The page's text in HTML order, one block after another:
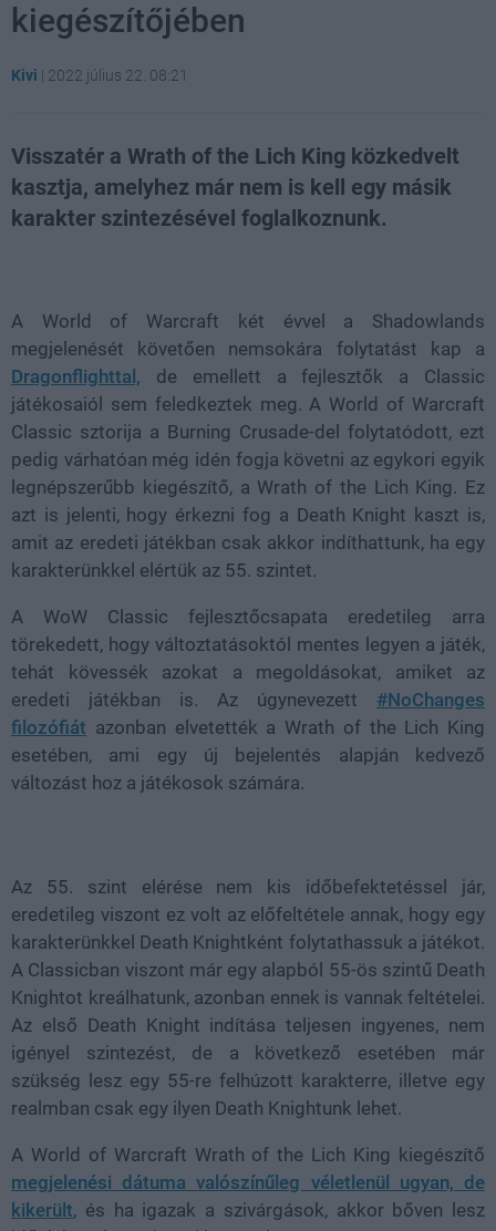
kiegészítőjében
Kivi | 2022 július 22. 08:21
Visszatér a Wrath of the Lich King közkedvelt
kasztja, amelyhez már nem is kell egy másik
karakter szintezésével foglalkoznunk.
A World of Warcraft két évvel a Shadowlands
megjelenését követően nemsokára folytatást kap a
Dragonflighttal, de emellett a fejlesztők a Classic
játékosaiól sem feledkeztek meg. A World of Warcraft
Classic sztorija a Burning Crusade-del folytatódott, ezt
pedig várhatóan még idén fogja követni az egykori egyik
legnépszerűbb kiegészítő, a Wrath of the Lich King. Ez
azt is jelenti, hogy érkezni fog a Death Knight kaszt is,
amit az eredeti játékban csak akkor indíthattunk, ha egy
karakterünkkel elértük az 55. szintet.
A WoW Classic fejlesztőcsapata eredetileg arra
törekedett, hogy változtatásoktól mentes legyen a játék,
tehát kövessék azokat a megoldásokat, amiket az
eredeti játékban is. Az úgynevezett #NoChanges
filozófiát azonban elvetették a Wrath of the Lich King
esetében, ami egy új bejelentés alapján kedvező
változást hoz a játékosok számára.
Az 55. szint elérése nem kis időbefektetéssel jár,
eredetileg viszont ez volt az előfeltétele annak, hogy egy
karakterünkkel Death Knightként folytathassuk a játékot.
A Classicban viszont már egy alapból 55-ös szintű Death
Knightot kreálhatunk, azonban ennek is vannak feltételei.
Az első Death Knight indítása teljesen ingyenes, nem
igényel szintezést, de a következő esetében már
szükség lesz egy 55-re felhúzott karakterre, illetve egy
realmban csak egy ilyen Death Knightunk lehet.
A World of Warcraft Wrath of the Lich King kiegészítő
megjelenési dátuma valószínűleg véletlenül ugyan, de
kikerült, és ha igazak a szivárgások, akkor bőven lesz